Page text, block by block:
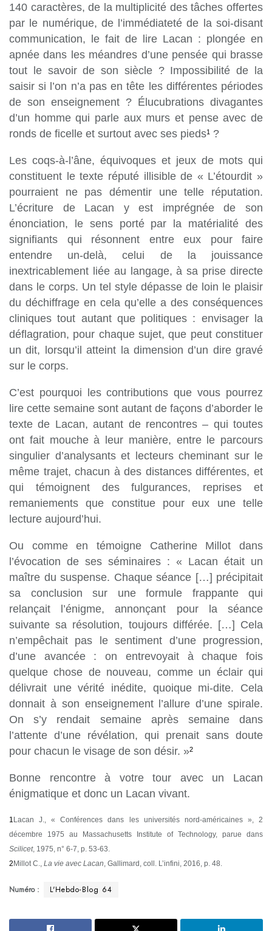
140 caractères, de la multiplicité des tâches offertes
par le numérique, de l’immédiateté de la soi-disant
communication, le fait de lire Lacan : plongée en
apnée dans les méandres d’une pensée qui brasse
tout le savoir de son siècle ? Impossibilité de la
saisir si l’on n’a pas en tête les différentes périodes
de son enseignement ? Élucubrations divagantes
d’un homme qui parle aux murs et pense avec de
ronds de ficelle et surtout avec ses pieds1 ?
Les coqs-à-l’âne, équivoques et jeux de mots qui
constituent le texte réputé illisible de « L’étourdit »
pourraient ne pas démentir une telle réputation.
L’écriture de Lacan y est imprégnée de son
énonciation, le sens porté par la matérialité des
signifiants qui résonnent entre eux pour faire
entendre un-delà, celui de la jouissance
inextricablement liée au langage, à sa prise directe
dans le corps. Un tel style dépasse de loin le plaisir
du déchiffrage en cela qu’elle a des conséquences
cliniques tout autant que politiques : envisager la
déflagration, pour chaque sujet, que peut constituer
un dit, lorsqu’il atteint la dimension d’un dire gravé
sur le corps.
C’est pourquoi les contributions que vous pourrez
lire cette semaine sont autant de façons d’aborder le
texte de Lacan, autant de rencontres – qui toutes
ont fait mouche à leur manière, entre le parcours
singulier d’analysants et lecteurs cheminant sur le
même trajet, chacun à des distances différentes, et
qui témoignent des fulgurances, reprises et
remaniements que constitue pour eux une telle
lecture aujourd’hui.
Ou comme en témoigne Catherine Millot dans
l’évocation de ses séminaires : « Lacan était un
maître du suspense. Chaque séance […] précipitait
sa conclusion sur une formule frappante qui
relançait l’énigme, annonçant pour la séance
suivante sa résolution, toujours différée. […] Cela
n’empêchait pas le sentiment d’une progression,
d’une avancée : on entrevoyait à chaque fois
quelque chose de nouveau, comme un éclair qui
délivrait une vérité inédite, quoique mi-dite. Cela
donnait à son enseignement l’allure d’une spirale.
On s’y rendait semaine après semaine dans
l’attente d’une révélation, qui prenait sans doute
pour chacun le visage de son désir. »2
Bonne rencontre à votre tour avec un Lacan
énigmatique et donc un Lacan vivant.
1 Lacan J., « Conférences dans les universités nord-américaines », 2
décembre 1975 au Massachusetts Institute of Technology, parue dans
Scilicet, 1975, n° 6-7, p. 53-63.
2Millot C., La vie avec Lacan , Gallimard, coll. L’infini, 2016, p. 48.
Numéro : L'Hebdo-Blog 64